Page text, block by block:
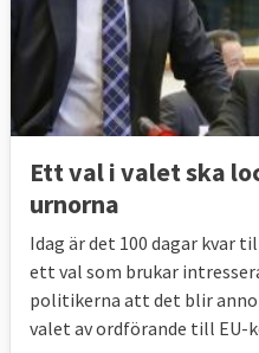
Ett val i valet ska
urnorna
Idag är det 100 dagar kvar
ett val som brukar
politikerna att det blir
valet av ordförande till EU-